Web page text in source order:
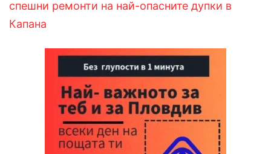
спешни ремонти на най-опасните дупки в
Капана